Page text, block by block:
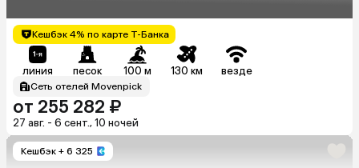
Кешбэк 4% по карте Т-Банка
линия песок 100 м 130 км везде
Сеть отелей Movenpick
от 255 282 ₽
27 авг. - 6 сент., 10 ночей
Кешбэк + 6 325